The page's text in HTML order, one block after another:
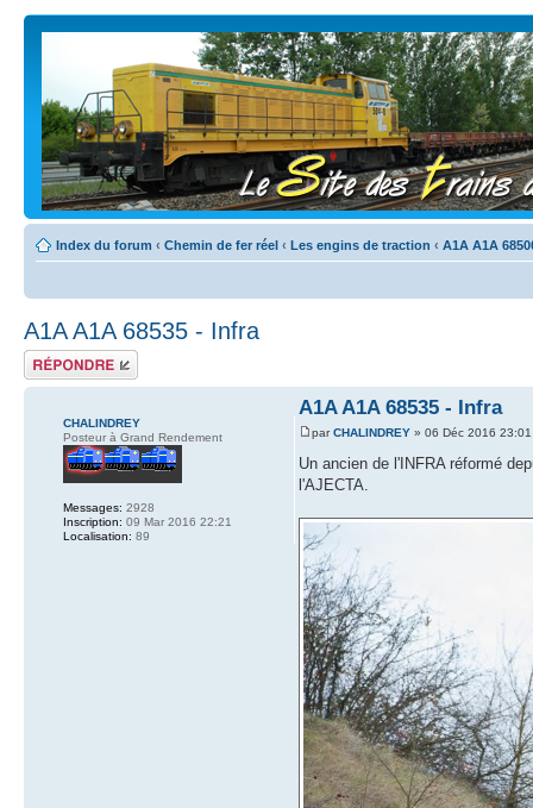
Index du forum ‹ Chemin de fer réel ‹ Les engins de traction ‹ A1A A1A
A1A A1A 68535 - Infra
Répondre
A1A A1A 68535 - Infra
parCHALINDREY» 06 Déc 2016 23:01
Un ancien de l'INFRA réformé
l'AJECTA.
CHALINDREY
Posteur à Grand Rendement
Messages: 2928
Inscription: 09 Mar 2016 22:21
Localisation: 89